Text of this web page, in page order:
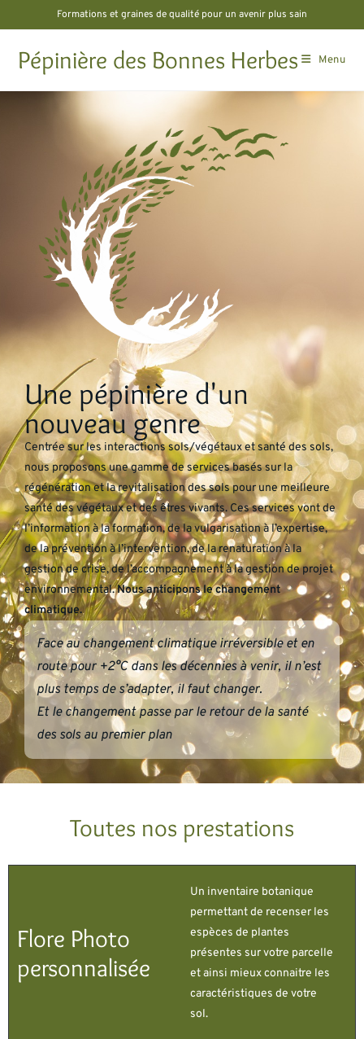
Formations et graines de qualité pour un avenir plus sain
Pépinière des Bonnes Herbes Menu
Une pépinière d'un
nouveau genre
Centrée sur les interactions sols/végétaux et santé des sols,
nous proposons une gamme de services basés sur la
régénération et la revitalisation des sols pour une meilleure
santé des végétaux et des êtres vivants. Ces services vont de
l’information à la formation, de la vulgarisation à l’expertise,
de la prévention à l’intervention, de la renaturation à la
gestion de crise, de l’accompagnement à la gestion de projet
environnemental.Nous anticipons le changement
climatique.
Face au changement climatique irréversible et en
route pour +2°C dans les décennies à venir, il n’est
plus temps de s’adapter, il faut changer.
Et le changement passe par le retour de la santé
des sols au premier plan
Toutes nos prestations
Flore Photo
personnalisée​
Un inventaire botanique
permettant de recenser les
espèces de plantes
présentes sur votre parcelle
et ainsi mieux connaitre les
caractéristiques de votre
sol.